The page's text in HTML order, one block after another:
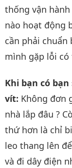
thống vận
nào hoạt động
cần phải
mình gặp lỗi có
Khi bạn có
vít: Không đơn
nhà lắp đâu ?
thứ hơn là chỉ
leo thang lên để
và đi dây điện